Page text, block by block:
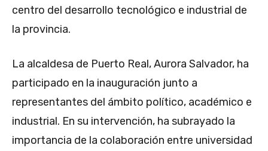
centro del desarrollo tecnológico e industrial de
la provincia.
La alcaldesa de Puerto Real, Aurora Salvador, ha
participado en la inauguración junto a
representantes del ámbito político, académico e
industrial. En su intervención, ha subrayado la
importancia de la colaboración entre universidad